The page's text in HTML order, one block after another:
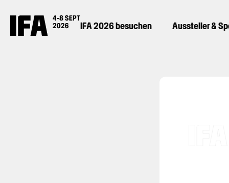
IFA 2026 besuchen Aussteller &